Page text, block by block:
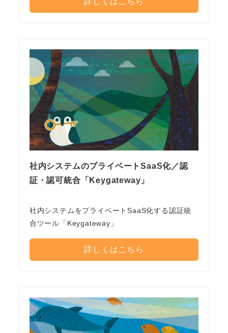
社内システムのプライベートSaaS化／認
証・認可統合「Keygateway」
社内システムをプライベートSaaS化する認証統
合ツール「Keygateway」
詳しくはこちら